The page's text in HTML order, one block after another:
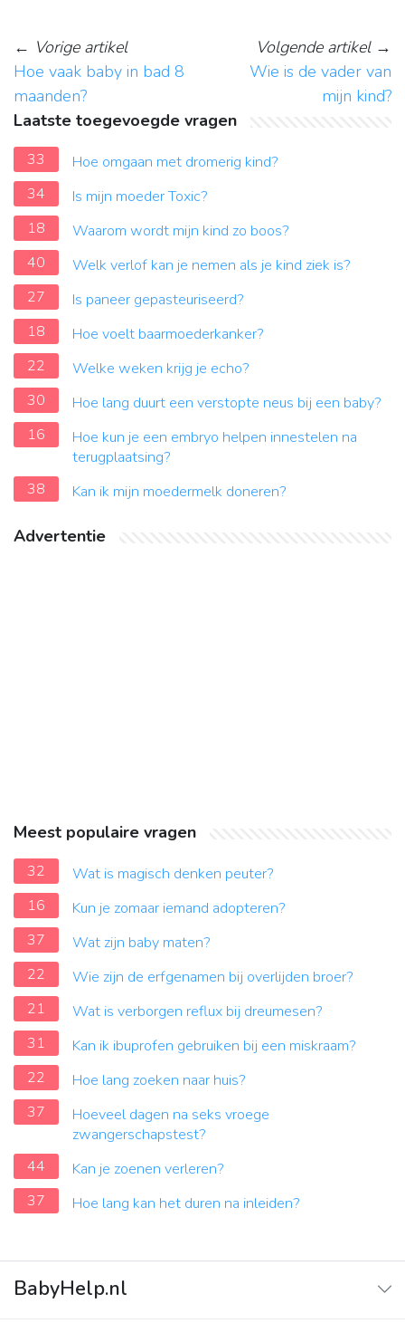
← Vorige artikel
Hoe vaak baby in bad 8
maanden?
Volgende artikel→
Wie is de vader van
mijn kind?
Laatste toegevoegde vragen
33
Hoe omgaan met dromerig kind?
34
Is mijn moeder Toxic?
18
Waarom wordt mijn kind zo boos?
40
Welk verlof kan je nemen als je kind ziek is?
27
Is paneer gepasteuriseerd?
18
Hoe voelt baarmoederkanker?
22
Welke weken krijg je echo?
30
Hoe lang duurt een verstopte neus bij een baby?
16
Hoe kun je een embryo helpen innestelen na
terugplaatsing?
38
Kan ik mijn moedermelk doneren?
Advertentie
Meest populaire vragen
32
Wat is magisch denken peuter?
16
Kun je zomaar iemand adopteren?
37
Wat zijn baby maten?
22
Wie zijn de erfgenamen bij overlijden broer?
21
Wat is verborgen reflux bij dreumesen?
31
Kan ik ibuprofen gebruiken bij een miskraam?
22
Hoe lang zoeken naar huis?
37
Hoeveel dagen na seks vroege
zwangerschapstest?
44
Kan je zoenen verleren?
37
Hoe lang kan het duren na inleiden?
BabyHelp.nl